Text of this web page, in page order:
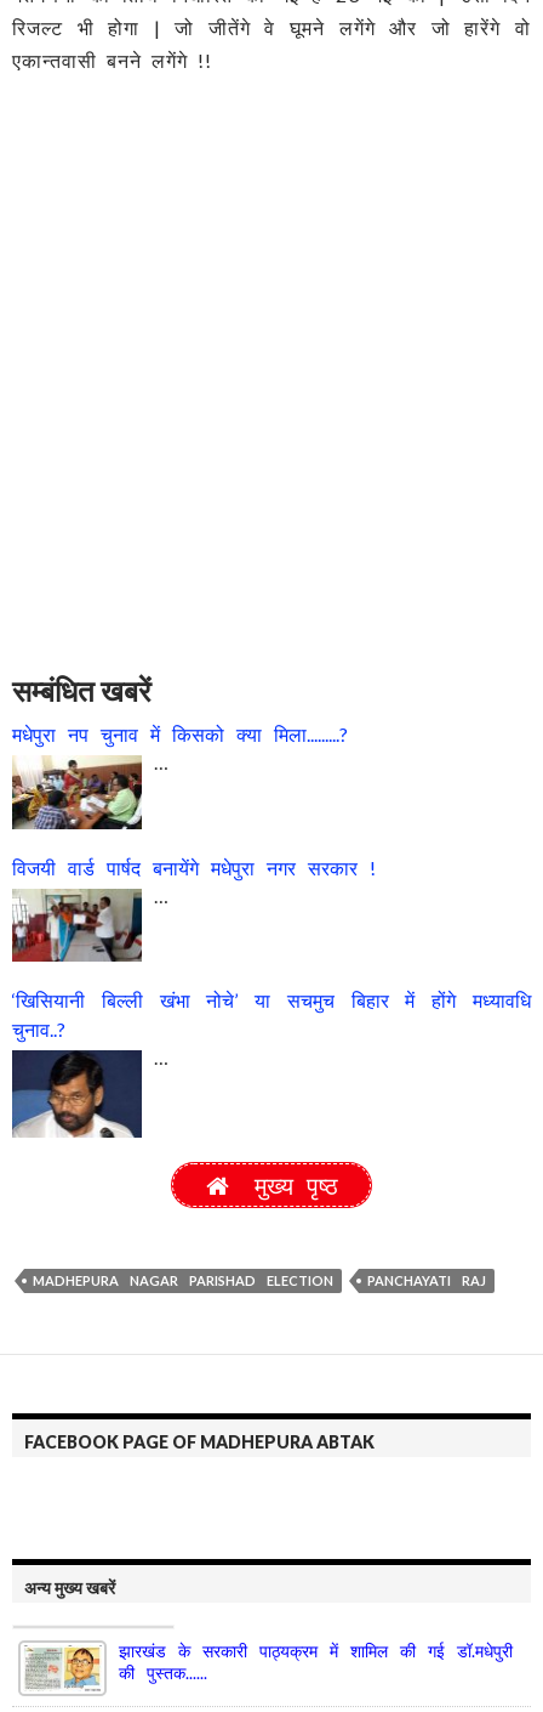
रिजल्ट भी होगा | जो जीतेंगे वे घूमने लगेंगे और जो हारेंगे वो
एकान्तवासी बनने लगेंगे !!
सम्बंधित खबरें
मधेपुरा नप चुनाव में किसको क्या मिला.........?
…
विजयी वार्ड पार्षद बनायेंगे मधेपुरा नगर सरकार !
…
‘खिसियानी बिल्ली खंभा नोचे’ या सचमुच बिहार में होंगे मध्यावधि
चुनाव..?
…
मुख्य पृष्ठ
MADHEPURA NAGAR PARISHAD ELECTION PANCHAYATI RAJ
FACEBOOK PAGE OF MADHEPURA ABTAK
अन्य मुख्य खबरें
झारखंड के सरकारी पाठ्यक्रम में शामिल की गई डॉ.मधेपुरी
की पुस्तक......